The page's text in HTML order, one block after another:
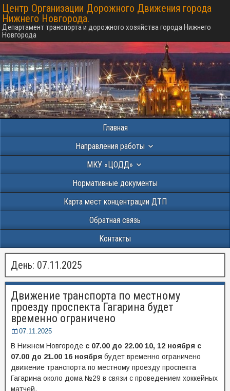
Центр Организации Дорожного Движения города
Нижнего Новгорода.
Департамент транспорта и дорожного хозяйства города Нижнего
Новгорода
Главная
Направления работы
МКУ «ЦОДД»
Нормативные документы
Карта мест концентрации ДТП
Обратная связь
Контакты
День: 07.11.2025
Движение транспорта по местному
проезду проспекта Гагарина будет
временно ограничено
07.11.2025
В Нижнем Новгороде с 07.00 до 22.00 10, 12 ноября с
07.00 до 21.00 16 ноября будет временно ограничено
движение транспорта по местному проезду проспекта
Гагарина около дома №29 в связи с проведением хоккейных
матчей.